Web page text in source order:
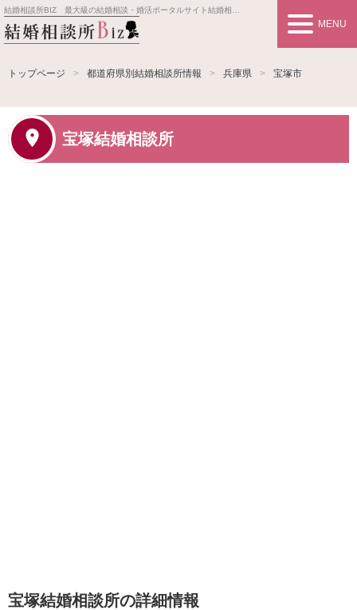
結婚相談所BIZ 最大級の結婚相談・婚活ポータルサイト結婚相談所事業者情報や婚活お見合いの悩み、対策を紹介します。
MENU
トップページ 都道府県別結婚相談所情報 兵庫県 宝塚市
宝塚結婚相談所
宝塚結婚相談所の詳細情報